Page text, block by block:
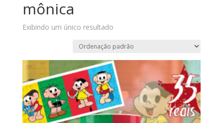
mônica
Exibindo um único resultado